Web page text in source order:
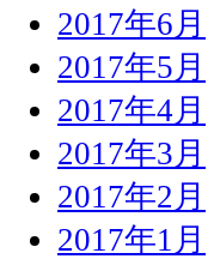
2017年6月
2017年5月
2017年4月
2017年3月
2017年2月
2017年1月